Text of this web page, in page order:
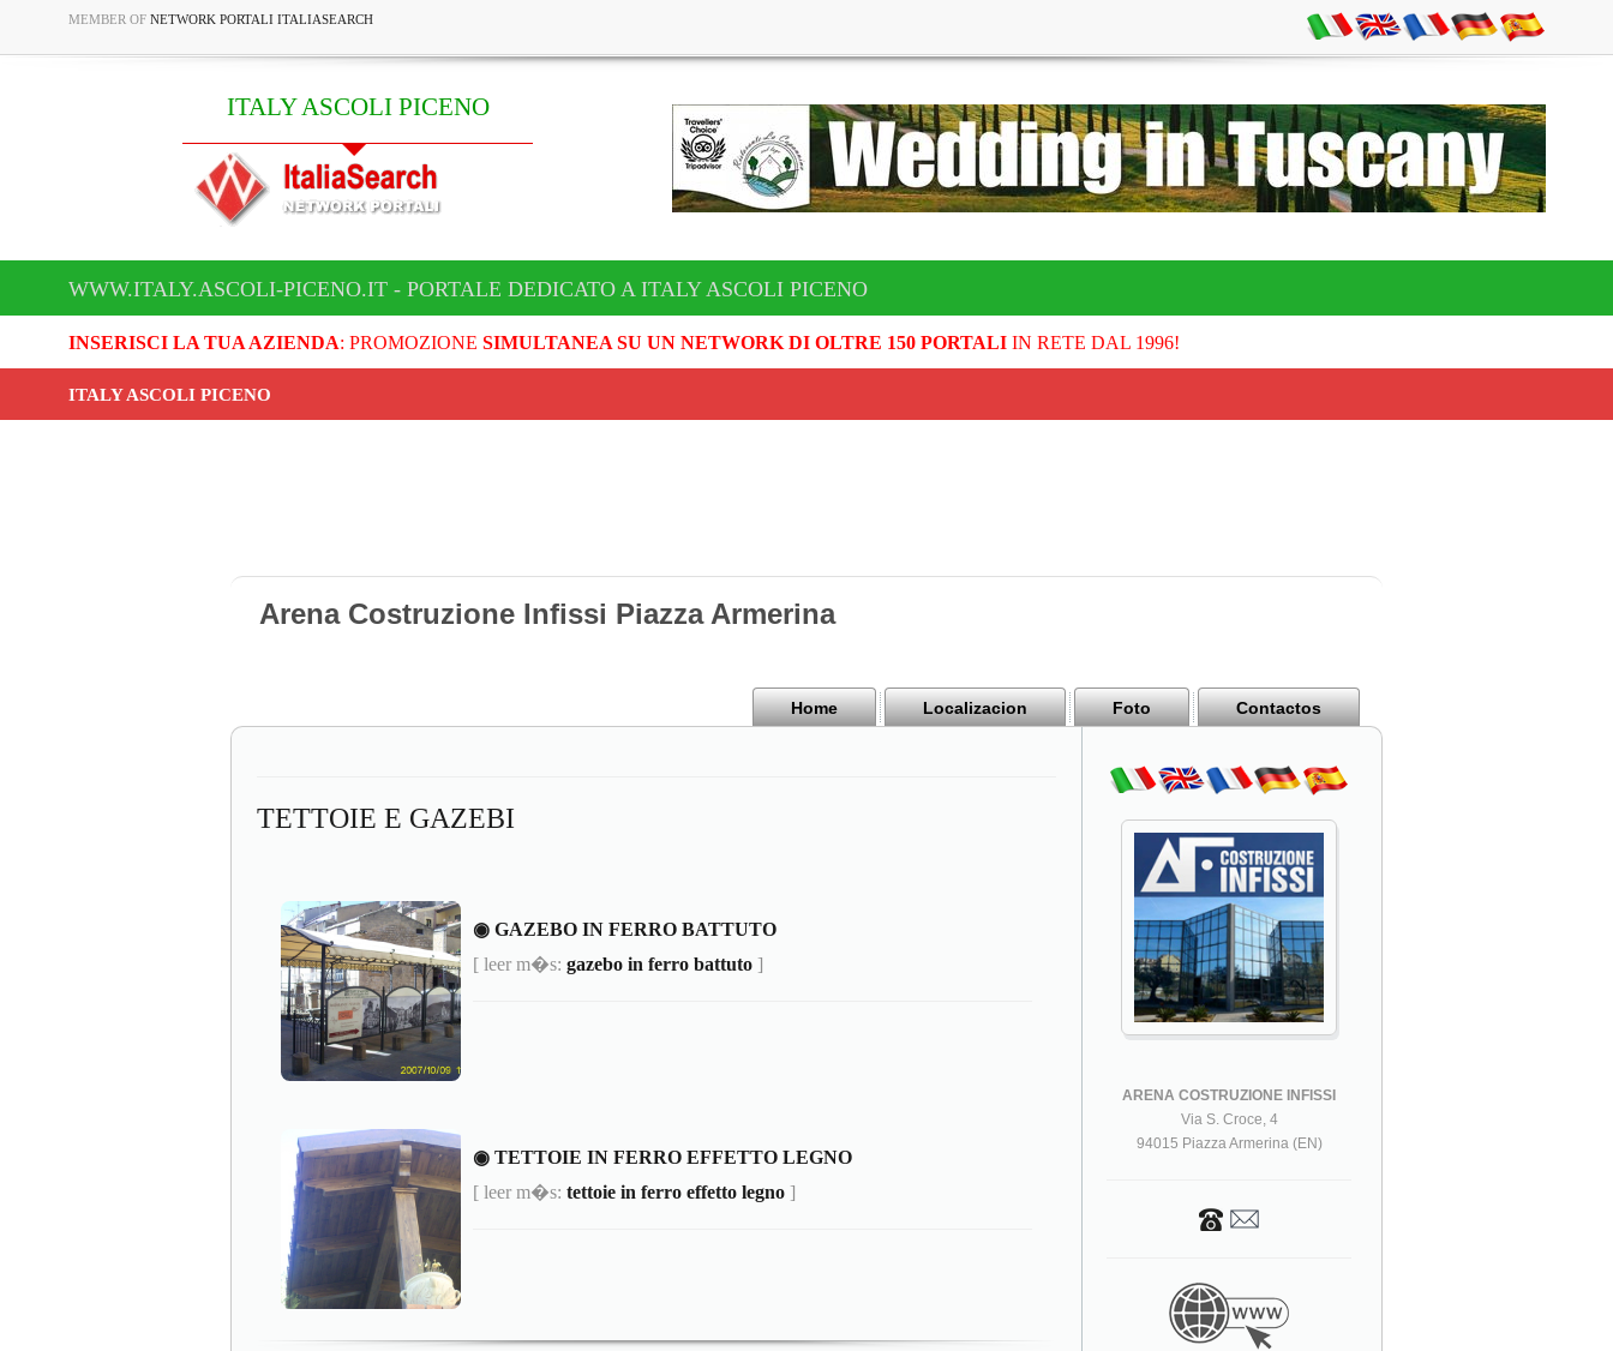
MEMBER OF NETWORK PORTALI ITALIASEARCH
ITALY ASCOLI PICENO
WWW.ITALY.ASCOLI-PICENO.IT - PORTALE DEDICATO A ITALY ASCOLI PICENO
INSERISCI LA TUA AZIENDA: PROMOZIONE SIMULTANEA SU UN NETWORK DI OLTRE 150 PORTALIIN RETE DAL 1996!
ITALY ASCOLI PICENO
Arena Costruzione Infissi Piazza Armerina
Home Localizacion Foto Contactos
TETTOIE E GAZEBI
◉ GAZEBO IN FERRO BATTUTO
[ leer m�s: gazebo in ferro battuto ]
◉ TETTOIE IN FERRO EFFETTO LEGNO
[ leer m�s: tettoie in ferro effetto legno ]
ARENA COSTRUZIONE INFISSI
Via S. Croce, 4
94015 Piazza Armerina (EN)